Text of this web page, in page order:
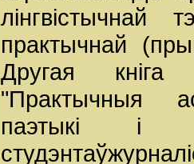
лінгвістычнай
практычнай
Другая
"Практычныя
паэтыкі і